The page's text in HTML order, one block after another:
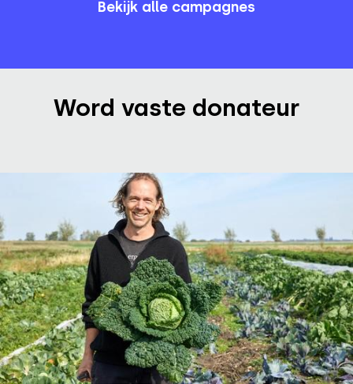
Bekijk alle campagnes
Word vaste donateur